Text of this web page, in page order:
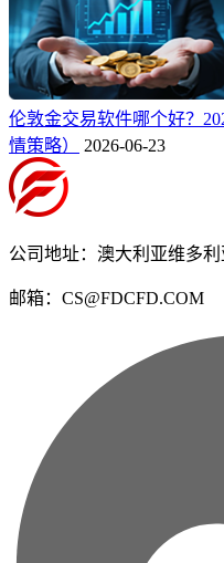
伦敦金交易软件哪个好？
情策略）
2026-06-23
公司地址：澳大利亚维多
邮箱：CS@FDCFD.COM